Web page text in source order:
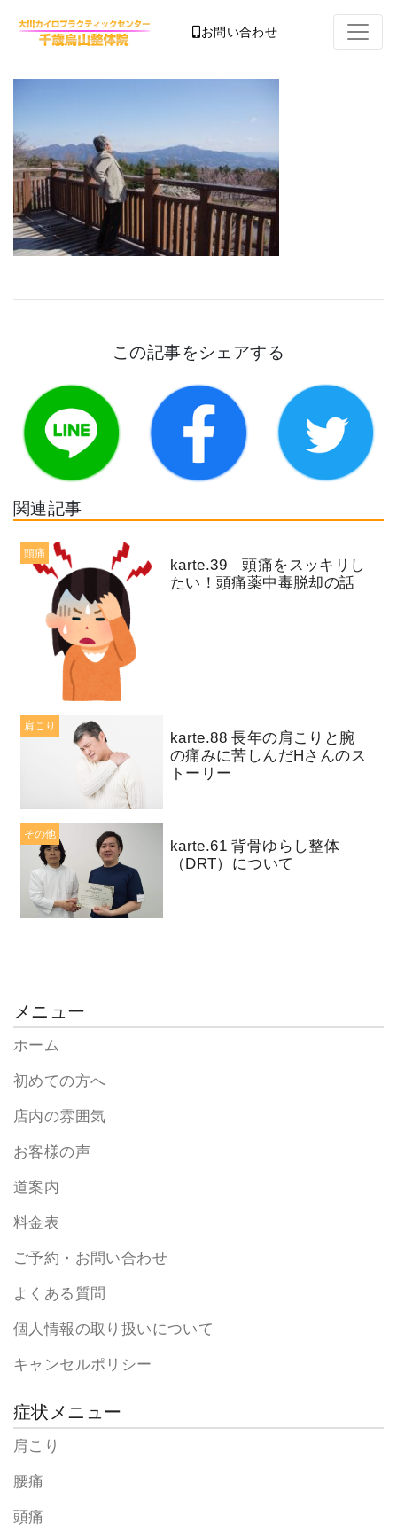
お問い合わせ
この記事をシェアする
関連記事
頭痛
karte.39 頭痛をスッキリし
たい！頭痛薬中毒脱却の話
肩こり
karte.88 長年の肩こりと腕
の痛みに苦しんだHさんのス
トーリー
その他
karte.61 背骨ゆらし整体
（DRT）について
メニュー
ホーム
初めての方へ
店内の雰囲気
お客様の声
道案内
料金表
ご予約・お問い合わせ
よくある質問
個人情報の取り扱いについて
キャンセルポリシー
症状メニュー
肩こり
腰痛
頭痛